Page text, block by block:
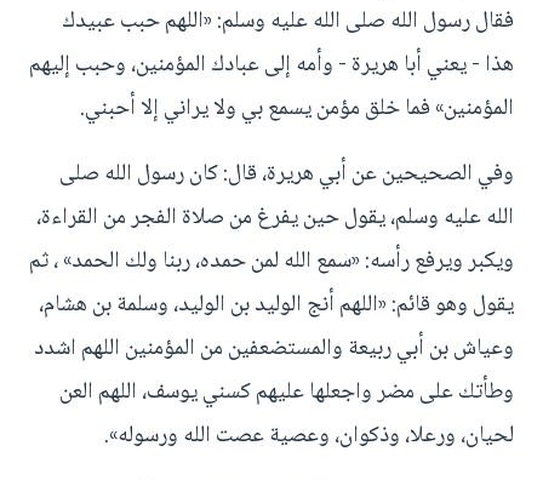
فقال رسول الله صلى الله عليه وسلم: «اللهم حبب عبيدك
هذا - يعني أبا هريرة - وأمه إلى عبادك المؤمنين، وحبب إليهم
المؤمنين» فما خلق مؤمن يسمع بي ولا يراني إلا أحبني.
وفي الصحيحين عن أبي هريرة، قال: كان رسول الله صلى
الله عليه وسلم، يقول حين يفرغ من صلاة الفجر من القراءة،
ويكبر ويرفع رأسه: «سمع الله لمن حمده، ربنا ولك الحمد» ، ثم
يقول وهو قائم: «اللهم أنج الوليد بن الوليد، وسلمة بن هشام،
وعياش بن أبي ربيعة والمستضعفين من المؤمنين اللهم اشدد
وطأتك على مضر واجعلها عليهم كسني يوسف، اللهم العن
لحيان، ورعلا، وذكوان، وعصية عصت الله ورسوله».